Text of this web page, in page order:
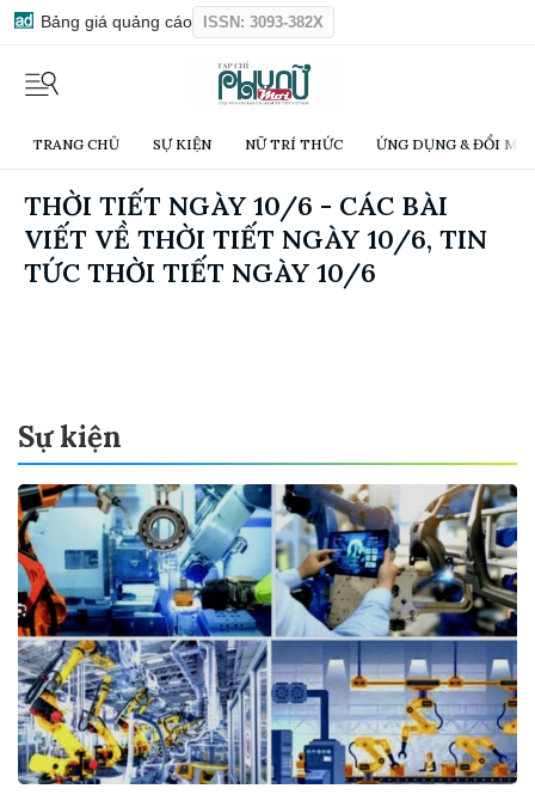
Bảng giá quảng cáo ISSN: 3093-382X
TRANG CHỦ SỰ KIỆN NỮ TRÍ THỨC ỨNG DỤNG & ĐỔI
THỜI TIẾT NGÀY 10/6 - CÁC BÀI
VIẾT VỀ THỜI TIẾT NGÀY 10/6, TIN
TỨC THỜI TIẾT NGÀY 10/6
Sự kiện